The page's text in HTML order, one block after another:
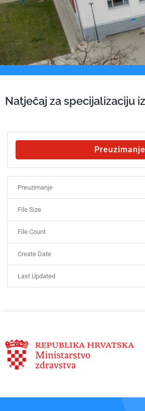
Natječaj za specijalizaciju
Preuzimanje
Preuzimanje
File Size
File Count
Create Date
Last Updated